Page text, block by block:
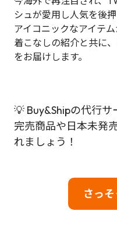
シュが愛用し人気を後押
アイコニックなアイテ
着こなしの紹介と共に
をお届けします。
💡 Buy&Shipの代行
完売商品や日本未発
れましょう！
さっ